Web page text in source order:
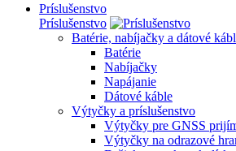
Príslušenstvo
Príslušenstvo
Batérie, nabíjačky a dátové
Batérie
Nabíjačky
Napájanie
Dátové káble
Výtyčky a príslušenstvo
Výtyčky pre GNSS
Výtyčky na odrazové